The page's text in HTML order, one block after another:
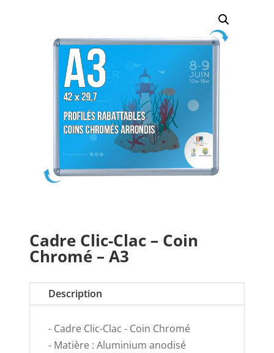
Cadre Clic-Clac – Coin
Chromé – A3
Description
- Cadre Clic-Clac - Coin Chromé
- Matière : Aluminium anodisé